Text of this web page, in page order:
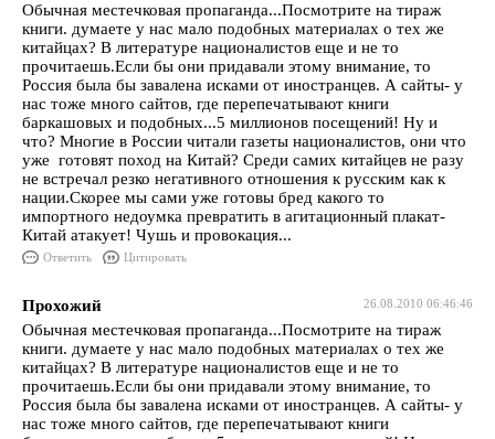
Обычная местечковая пропаганда...Посмотрите на тираж
книги. думаете у нас мало подобных материалах о тех же
китайцах? В литературе националистов еще и не то
прочитаешь.Если бы они придавали этому внимание, то
Россия была бы завалена исками от иностранцев. А сайты- у
нас тоже много сайтов, где перепечатывают книги
баркашовых и подобных...5 миллионов посещений! Ну и
что? Многие в России читали газеты националистов, они что
уже готовят поход на Китай? Среди самих китайцев не разу
не встречал резко негативного отношения к русским как к
нации.Скорее мы сами уже готовы бред какого то
импортного недоумка превратить в агитационный плакат-
Китай атакует! Чушь и провокация...
Ответить Цитировать
26.08.2010 06:46:46
Прохожий
Обычная местечковая пропаганда...Посмотрите на тираж
книги. думаете у нас мало подобных материалах о тех же
китайцах? В литературе националистов еще и не то
прочитаешь.Если бы они придавали этому внимание, то
Россия была бы завалена исками от иностранцев. А сайты- у
нас тоже много сайтов, где перепечатывают книги